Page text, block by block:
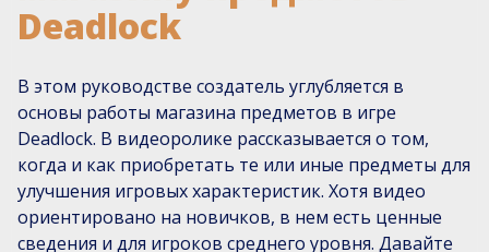
Deadlock
В этом руководстве создатель углубляется в
основы работы магазина предметов в игре
Deadlock. В видеоролике рассказывается о том,
когда и как приобретать те или иные предметы для
улучшения игровых характеристик. Хотя видео
ориентировано на новичков, в нем есть ценные
сведения и для игроков среднего уровня. Давайте